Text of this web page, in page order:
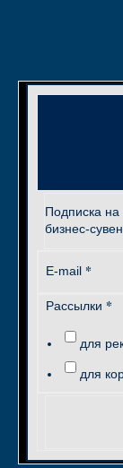
Подписка на
бизнес-
E-mail *
Рассылки *
для
для